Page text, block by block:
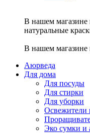
В нашем магазине
натуральные
В нашем магазине
Аюрведа
Для дома
Для посуды
Для стирки
Для уборки
Освежители
Эко сумки и